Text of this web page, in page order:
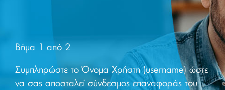
Βήμα 1 από 2
Συμπληρώστε το Όνομα Χρήστη (username) ώστε
να σας αποσταλεί σύνδεσμος επαναφοράς του